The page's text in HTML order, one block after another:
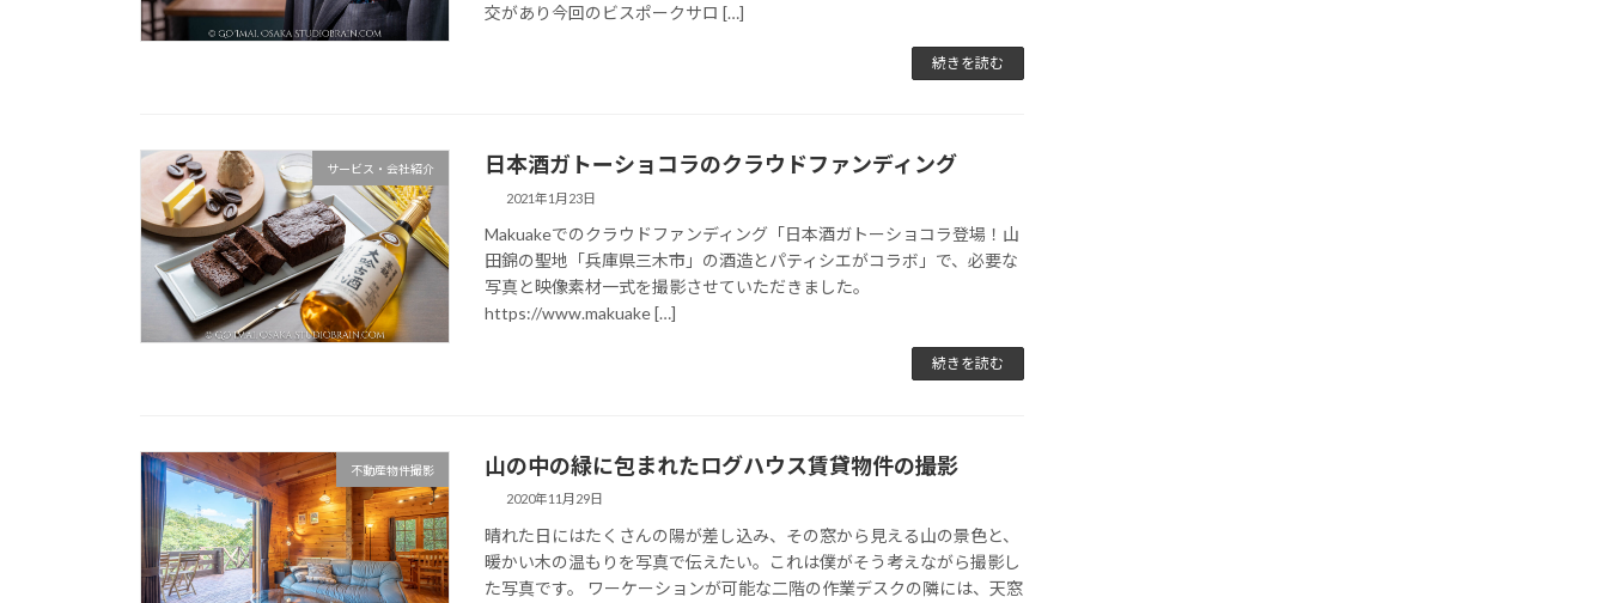
交があり今回のビスポークサロ […]
続きを読む
サービス・会社紹介 日本酒ガトーショコラのクラウドファンディング
2021年1月23日
Makuakeでのクラウドファンディング「日本酒ガトーショコラ登場！山
田錦の聖地「兵庫県三木市」の酒造とパティシエがコラボ」で、必要な
写真と映像素材一式を撮影させていただきました。
https://www.makuake […]
続きを読む
不動産物件撮影 山の中の緑に包まれたログハウス賃貸物件の撮影
2020年11月29日
晴れた日にはたくさんの陽が差し込み、その窓から見える山の景色と、
暖かい木の温もりを写真で伝えたい。これは僕がそう考えながら撮影し
た写真です。 ワーケーションが可能な二階の作業デスクの隣には、天窓